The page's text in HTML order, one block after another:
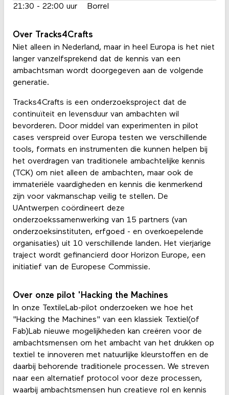
21:30 - 22:00 uur Borrel
Over Tracks4Crafts
Niet alleen in Nederland, maar in heel Europa is het niet
langer vanzelfsprekend dat de kennis van een
ambachtsman wordt doorgegeven aan de volgende
generatie.
Tracks4Crafts is een onderzoeksproject dat de
continuïteit en levensduur van ambachten wil
bevorderen. Door middel van experimenten in pilot
cases verspreid over Europa testen we verschillende
tools, formats en instrumenten die kunnen helpen bij
het overdragen van traditionele ambachtelijke kennis
(TCK) om niet alleen de ambachten, maar ook de
immateriële vaardigheden en kennis die kenmerkend
zijn voor vakmanschap veilig te stellen. De
UAntwerpen coördineert deze
onderzoekssamenwerking van 15 partners (van
onderzoeksinstituten, erfgoed - en overkoepelende
organisaties) uit 10 verschillende landen. Het vierjarige
traject wordt gefinancierd door Horizon Europe, een
initiatief van de Europese Commissie.
Over onze pilot 'Hacking the Machines
In onze TextileLab-pilot onderzoeken we hoe het
"Hacking the Machines" van een klassiek Textiel(of
Fab)Lab nieuwe mogelijkheden kan creëren voor de
ambachtsmensen om het ambacht van het drukken op
textiel te innoveren met natuurlijke kleurstoffen en de
daarbij behorende traditionele processen. We streven
naar een alternatief protocol voor deze processen,
waarbij ambachtsmensen hun creatieve rol en kennis